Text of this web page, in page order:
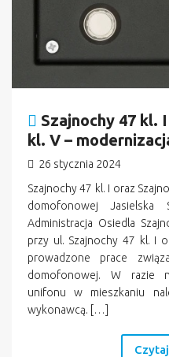
Szajnochy 47 kl.
kl. V –
26 stycznia 2024
Szajnochy 47 kl. I oraz
domofonowej Jasielska
Administracja Osiedla
przy ul. Szajnochy 47 kl. I
prowadzone prace
domofonowej. W razie
unifonu w mieszkaniu
wykonawcą. […]